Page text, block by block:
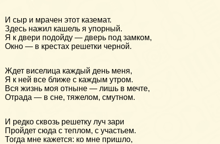
И сыр и мрачен этот каземат.
Здесь нажил кашель я упорный.
Я к двери подойду — дверь под замком,
Окно — в крестах решетки черной.
Ждет виселица каждый день меня,
Я к ней все ближе с каждым утром.
Вся жизнь моя отныне — лишь в мечте,
Отрада — в сне, тяжелом, смутном.
И редко сквозь решетку луч зари
Пройдет сюда с теплом, с участьем.
Тогда мне кажется: ко мне пришло,